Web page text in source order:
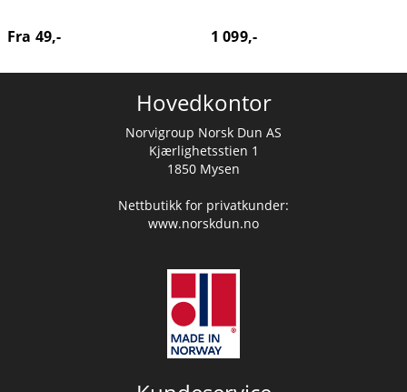
Fra 49,- 1 099,-
Hovedkontor
Norvigroup Norsk Dun AS
Kjærlighetsstien 1
1850 Mysen
Nettbutikk for privatkunder:
www.norskdun.no